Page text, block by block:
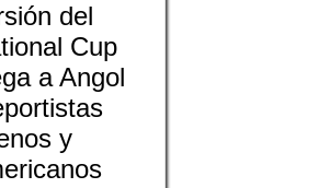
del
Cup
a Angol
y